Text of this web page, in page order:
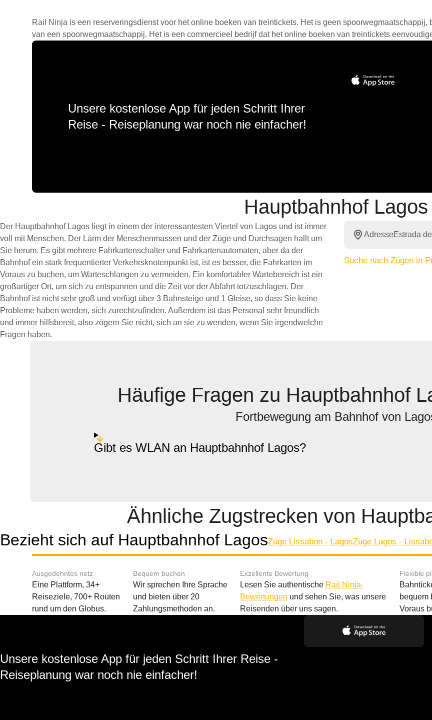
Rail Ninja is een reserveringsdienst voor het online boeken van treintickets. Het is geen
van een spoorwegmaatschappij. Het is een commercieel bedrijf dat het online boeken van treintickets
Unsere kostenlose App für jeden Schritt Ihrer
Reise - Reiseplanung war noch nie einfacher!
Hauptbahnhof Lagos
Der Hauptbahnhof Lagos liegt in einem der interessantesten Viertel von Lagos und ist immer
voll mit Menschen. Der Lärm der Menschenmassen und der Züge und Durchsagen hallt um
Sie herum. Es gibt mehrere Fahrkartenschalter und Fahrkartenautomaten, aber da der
Bahnhof ein stark frequentierter Verkehrsknotenpunkt ist, ist es besser, die Fahrkarten im
Voraus zu buchen, um Warteschlangen zu vermeiden. Ein komfortabler Wartebereich ist ein
großartiger Ort, um sich zu entspannen und die Zeit vor der Abfahrt totzuschlagen. Der
Bahnhof ist nicht sehr groß und verfügt über 3 Bahnsteige und 1 Gleise, so dass Sie keine
Probleme haben werden, sich zurechtzufinden. Außerdem ist das Personal sehr freundlich
und immer hilfsbereit, also zögern Sie nicht, sich an sie zu wenden, wenn Sie irgendwelche
Fragen haben.
AdresseEstrada
Suche nach Zügen in
Häufige Fragen zu Hauptbahnhof
Fortbewegung am Bahnhof von
Gibt es WLAN an Hauptbahnhof Lagos?
Ähnliche Zugstrecken von
Bezieht sich auf Hauptbahnhof LagosZüge Lissabon - LagosZüge Lagos -
Ausgedehntes netz
Eine Plattform, 34+
Reiseziele, 700+ Routen
rund um den Globus.
Bequem buchen
Wir sprechen Ihre Sprache
und bieten über 20
Zahlungsmethoden an.
Exzellente Bewertung
Lesen Sie authentische Rail Ninja-
Bewertungen und sehen Sie, was unsere
Reisenden über uns sagen.
Flexible
bequem
Voraus
Unsere kostenlose App für jeden Schritt Ihrer Reise -
Reiseplanung war noch nie einfacher!